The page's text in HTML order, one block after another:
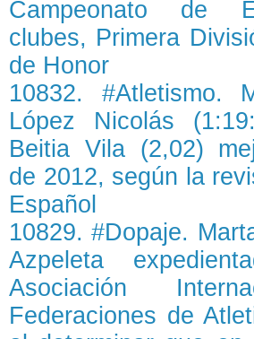
Campeonato de
clubes, Primera
de Honor
10832. #Atletismo.
López Nicolás
Beitia Vila (2,02)
de 2012, según la
Español
10829. #Dopaje.
Azpeleta
Asociación
Federaciones de